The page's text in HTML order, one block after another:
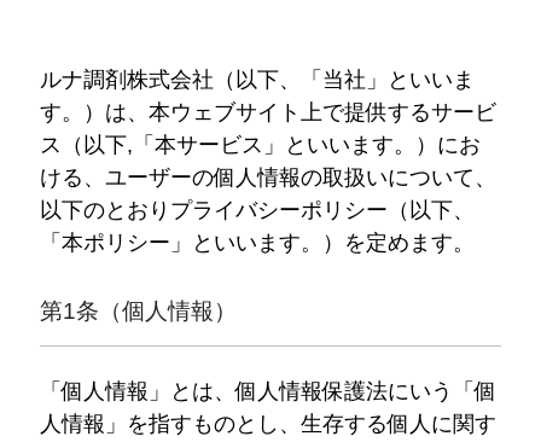
ルナ調剤株式会社（以下、「当社」といいま
す。）は、本ウェブサイト上で提供するサービ
ス（以下,「本サービス」といいます。）にお
ける、ユーザーの個人情報の取扱いについて、
以下のとおりプライバシーポリシー（以下、
「本ポリシー」といいます。）を定めます。
第1条（個人情報）
「個人情報」とは、個人情報保護法にいう「個
人情報」を指すものとし、生存する個人に関す